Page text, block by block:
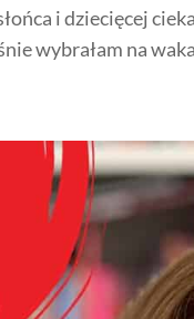
i dziecięcej
wybrałam na